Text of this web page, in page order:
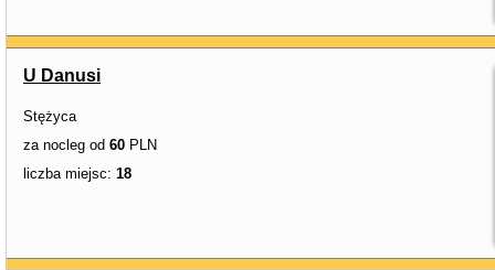
U Danusi
Stężyca
za nocleg od 60 PLN
liczba miejsc: 18